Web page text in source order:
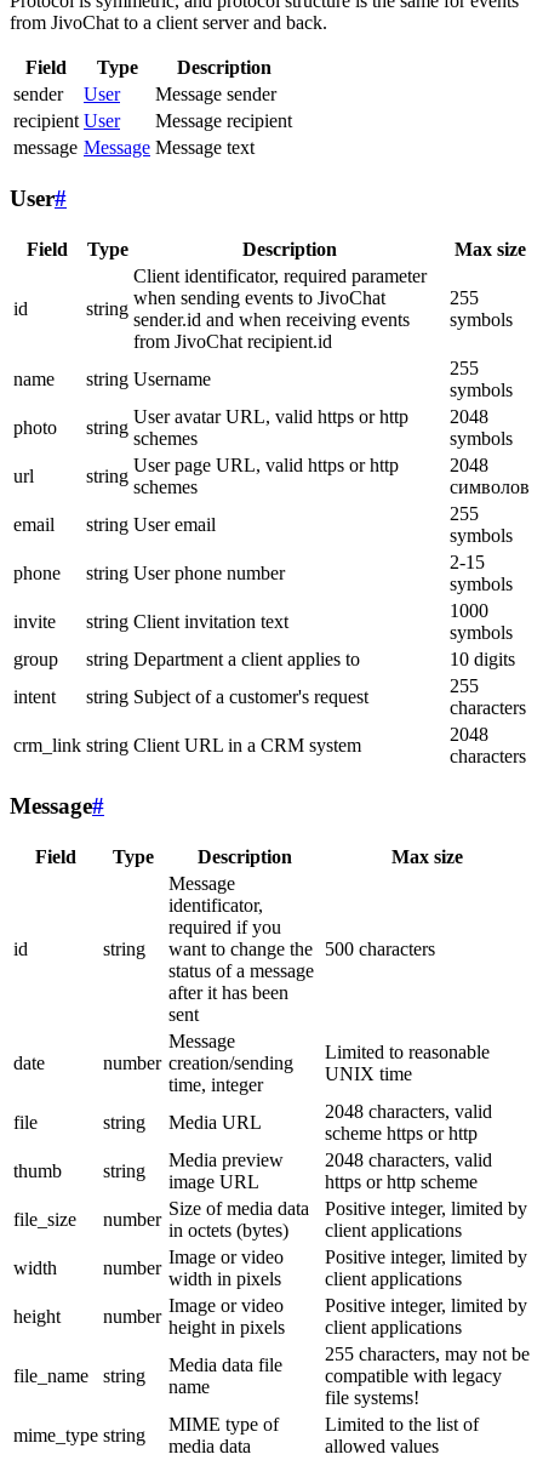
from JivoChat to a client server and back.
Field Type
Description
sender
User
Message sender
recipient User
Message recipient
message Message Message text
User#
Field Type Description Max size
id string
Client identificator, required parameter
when sending events to JivoChat
sender.id and when receiving events
from JivoChat recipient.id
255
symbols
name string Username
255
symbols
photo
string
User avatar URL, valid https or http
schemes
2048
symbols
url
string
User page URL, valid https or http
schemes
2048
символов
email
string User email
255
symbols
phone
string User phone number
2-15
symbols
invite
string Client invitation text
1000
symbols
group
string Department a client applies to
10 digits
intent
string Subject of a customer's request
255
characters
crm_link string Client URL in a CRM system
2048
characters
Message#
Field Type Description Max size
id string
Message
identificator,
required if you
want to change the
status of a message
after it has been
sent
500 characters
date number
Message
creation/sending
time, integer
Limited to reasonable
UNIX time
file string Media URL
2048 characters, valid
scheme https or http
thumb
string
Media preview
image URL
2048 characters, valid
https or http scheme
file_size
number
Size of media data
in octets (bytes)
Positive integer, limited by
client applications
width
number
Image or video
width in pixels
Positive integer, limited by
client applications
height
number
Image or video
height in pixels
Positive integer, limited by
client applications
file_name string
Media data file
name
255 characters, may not be
compatible with legacy
file systems!
mime_type string
MIME type of
media data
Limited to the list of
allowed values